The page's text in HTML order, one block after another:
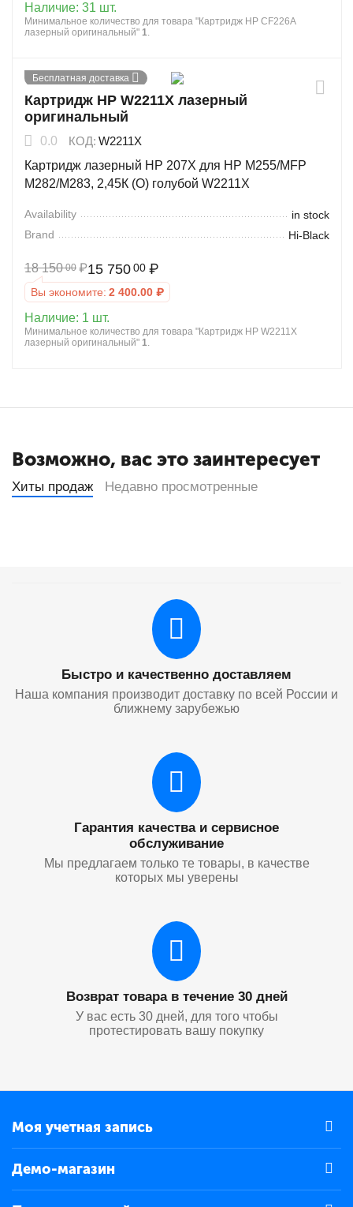
Наличие: 31 шт.
Минимальное количество для товара "Картридж HP CF226A
лазерный оригинальный" 1.
Бесплатная доставка Скидка
Картридж HP W2211X лазерный
оригинальный
0.0 КОД: W2211X
Картридж лазерный HP 207X для HP M255/MFP
M282/M283, 2,45К (О) голубой W2211X
Availability
in stock
Brand
Hi-Black
18 150 00 ₽15 750 00 ₽
Вы экономите: 2 400.00 ₽
Наличие: 1 шт.
Минимальное количество для товара "Картридж HP W2211X
лазерный оригинальный" 1.
Возможно, вас это заинтересует
Хиты продаж Недавно просмотренные
Быстро и качественно доставляем
Наша компания производит доставку по всей России и
ближнему зарубежью
Гарантия качества и сервисное
обслуживание
Мы предлагаем только те товары, в качестве
которых мы уверены
Возврат товара в течение 30 дней
У вас есть 30 дней, для того чтобы
протестировать вашу покупку
Моя учетная запись
Демо-магазин